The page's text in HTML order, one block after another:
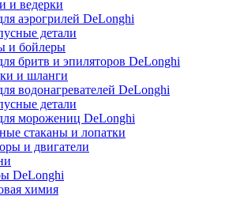
и ведерки
аэрогрилей DeLonghi
детали
и бойлеры
бритв и эпиляторов DeLonghi
и шланги
водонагревателей DeLonghi
детали
морожениц DeLonghi
стаканы и лопатки
и двигатели
DeLonghi
химия